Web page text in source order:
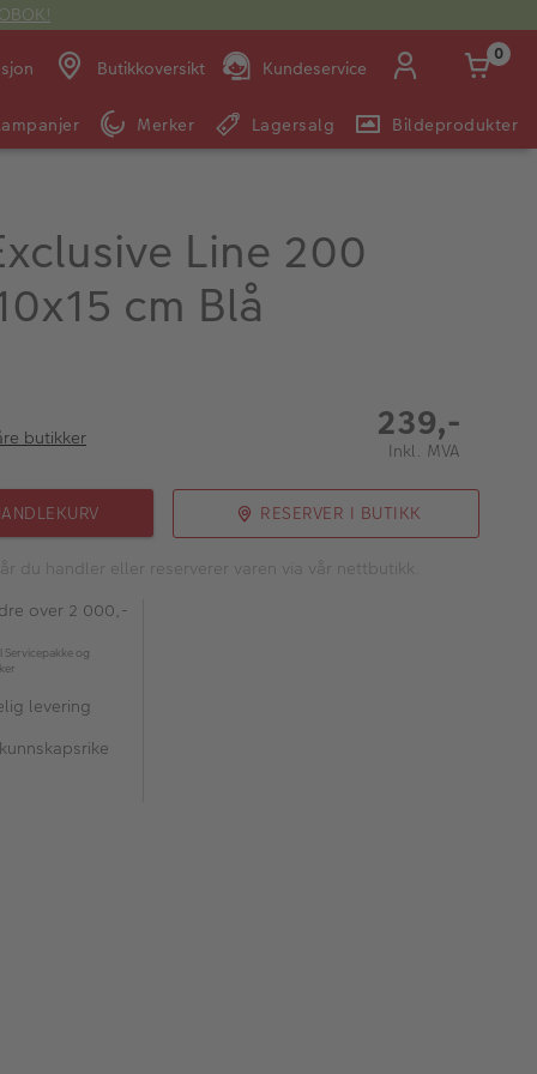
Butikkoversikt Kundeservice
Man -
09:00 -
14:00 -
0
Merker Lagersalg Bildeprodukter
Line 200
cm Blå
butikker
239,-
Inkl. MVA
RESERVER I BUTIKK
du handler eller reserverer varen via vår nettbutikk.
over 2 000,-
Servicepakke og
levering